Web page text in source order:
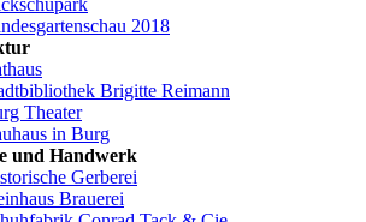
2018
Brigitte Reimann
Theater
in Burg
und Handwerk
Gerberei
Brauerei